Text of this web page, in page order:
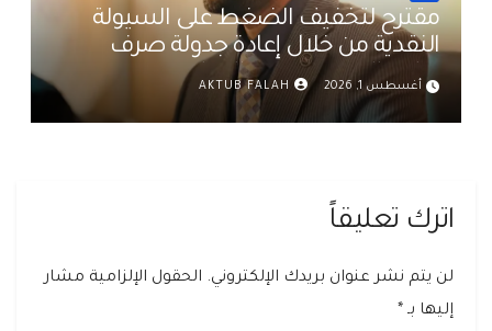
مقترح لتخفيف الضغط على السيولة
النقدية من خلال إعادة جدولة صرف
رواتب الموظفين في العراق د. عمر حميد
أغسطس 1, 2026 AKTUB FALAH
اترك تعليقاً
لن يتم نشر عنوان بريدك الإلكتروني. الحقول الإلزامية مشار
إليها بـ *